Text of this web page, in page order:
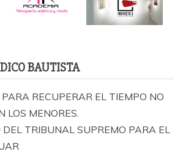
BAUTISTA
RECUPERAR EL TIEMPO NO
LOS MENORES.
DEL TRIBUNAL SUPREMO PARA EL